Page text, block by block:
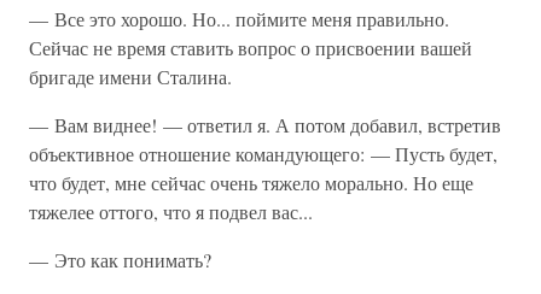
— Все это хорошо. Но... поймите меня правильно.
Сейчас не время ставить вопрос о присвоении вашей
бригаде имени Сталина.
— Вам виднее! — ответил я. А потом добавил, встретив
объективное отношение командующего: — Пусть будет,
что будет, мне сейчас очень тяжело морально. Но еще
тяжелее оттого, что я подвел вас...
— Это как понимать?